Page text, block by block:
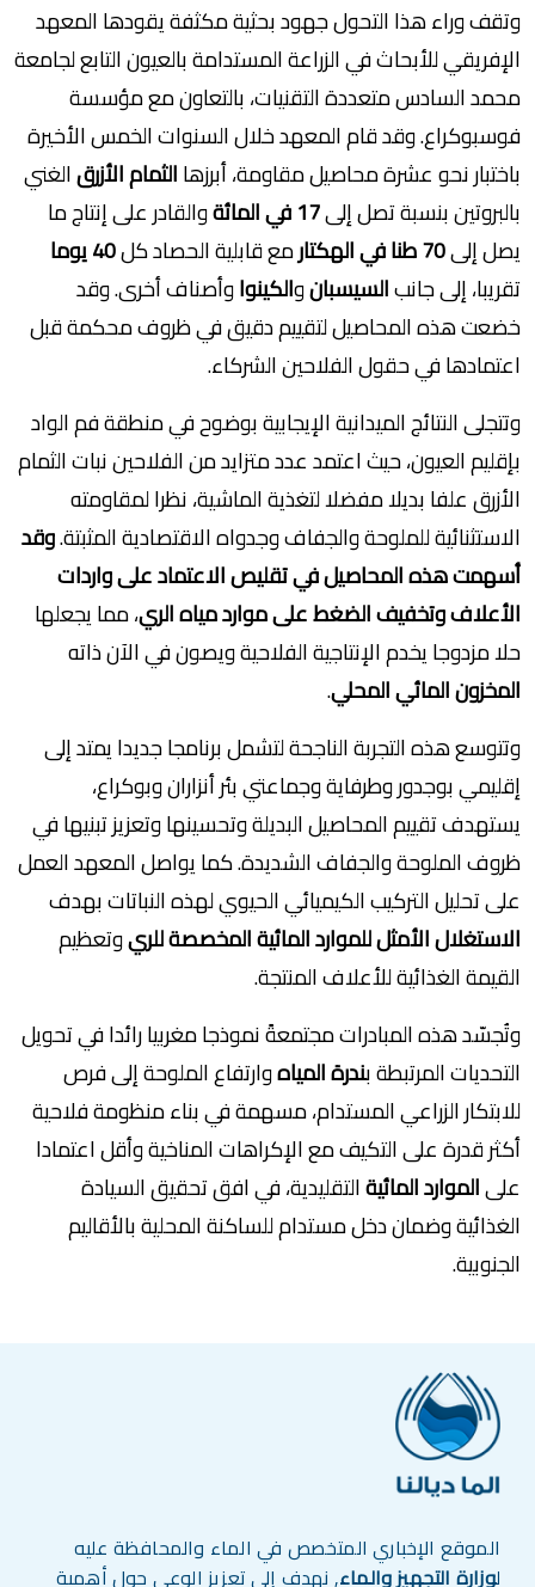
وتقف وراء هذا التحول جهود بحثية مكثفة يقودها المعهد
الإفريقي للأبحاث في الزراعة المستدامة بالعيون التابع لجامعة
محمد السادس متعددة التقنيات، بالتعاون مع مؤسسة
فوسبوكراع. وقد قام المعهد خلال السنوات الخمس الأخيرة
باختبار نحو عشرة محاصيل مقاومة، أبرزهاالثمام الأزرقالغني
بالبروتين بنسبة تصل إلى17 في المائة
والقادر على إنتاج ما
يصل إلى70 طنا في الهكتار مع قابلية الحصاد كل40 يوما
تقريبا، إلى جانبالسيسبانوالكينواوأصناف أخرى. وقد
خضعت هذه المحاصيل لتقييم دقيق في ظروف محكمة قبل
اعتمادها في حقول الفلاحين الشركاء.
وتتجلى النتائج الميدانية الإيجابية بوضوح في منطقة فم الواد
بإقليم العيون، حيث اعتمد عدد متزايد من الفلاحين نبات الثمام
الأزرق علفا بديلا مفضلا لتغذية الماشية، نظرا لمقاومته
الاستثنائية للملوحة والجفاف وجدواه الاقتصادية المثبتة.وقد
أسهمت هذه المحاصيل في تقليص الاعتماد على واردات
الأعلاف وتخفيف الضغط على موارد مياه الري، مما يجعلها
حلا مزدوجا يخدم الإنتاجية الفلاحية ويصون في الآن ذاته
المخزون المائيالمحلي.
وتتوسع هذه التجربة الناجحة لتشمل برنامجا جديدا يمتد إلى
إقليمي بوجدور وطرفاية وجماعتي بئر أنزاران وبوكراع،
يستهدف تقييم المحاصيل البديلة وتحسينها وتعزيز تبنيها في
ظروف الملوحة والجفاف الشديدة. كما يواصل المعهد العمل
على تحليل التركيب الكيميائي الحيوي لهذه النباتات بهدف
الاستغلال الأمثل للموارد المائية المخصصة للريوتعظيم
القيمة الغذائية للأعلاف المنتجة.
وتُجسّد هذه المبادرات مجتمعةً نموذجا مغربيا رائدا في تحويل
التحديات المرتبطة بندرة المياهوارتفاع الملوحة إلى فرص
للابتكار الزراعي المستدام، مسهمة في بناء منظومة فلاحية
أكثر قدرة على التكيف مع الإكراهات المناخية وأقل اعتمادا
علىالموارد المائيةالتقليدية، في افق تحقيق السيادة
الغذائية وضمان دخل مستدام للساكنة المحلية بالأقاليم
الجنوبية.
الموقع الإخباري المتخصص في الماء والمحافظة عليه
لوزارة التجهيز والماء, نهدف إلى تعزيز الوعي حول أهمية